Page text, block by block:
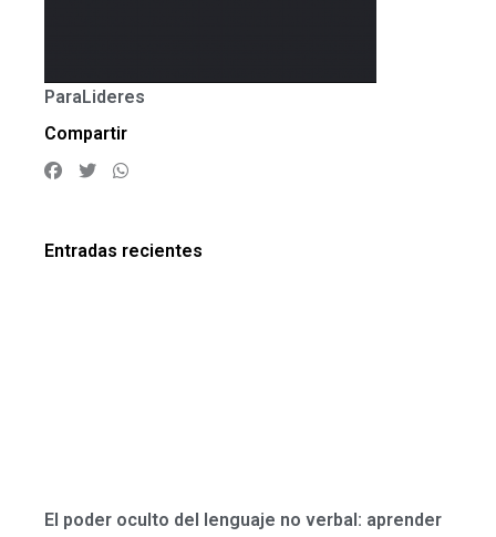
ParaLideres
Compartir
Entradas recientes
El poder oculto del lenguaje no verbal: aprender